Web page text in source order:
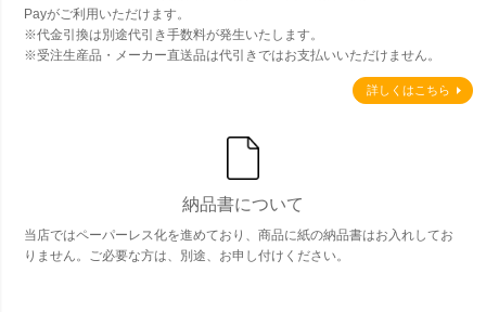
Payがご利用いただけます。
※代金引換は別途代引き手数料が発生いたします。
※受注生産品・メーカー直送品は代引きではお支払いいただけません。
詳しくはこちら
納品書について
当店ではペーパーレス化を進めており、商品に紙の納品書はお入れしてお
りません。ご必要な方は、別途、お申し付けください。